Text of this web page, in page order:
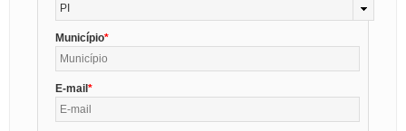
PI
Município
E-mail